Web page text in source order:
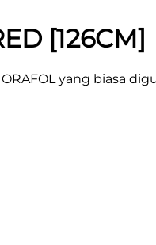
[126CM]
yang biasa